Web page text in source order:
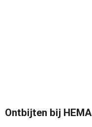
Ontbijten bij HEMA